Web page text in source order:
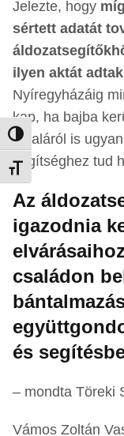
Nagy kontraszt
Betűméret váltása
Jelezte, hogy
sértett adatát
ilyen aktát
Nyíregyházáig
kap, ha bajba
oldaláról is
segítséghez tud
Az
igazodnia
családon
és
– mondta Töreki
Vámos Zoltán